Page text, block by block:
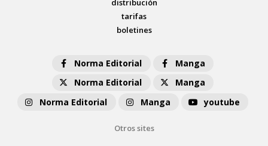
distribución
tarifas
boletines
Norma Editorial
Manga
Norma Editorial
Manga
Norma Editorial
Manga youtube
Otros sites